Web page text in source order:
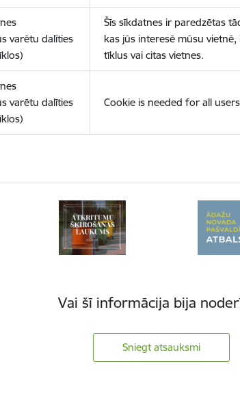
varētu dalīties
Šīs sīkdatnes ir paredzētas
kas jūs interesē mūsu
tīklus vai citas vietnes.
varētu dalīties
Cookie is needed for all
Vai šī informācija bija
Sniegt atsauksmi